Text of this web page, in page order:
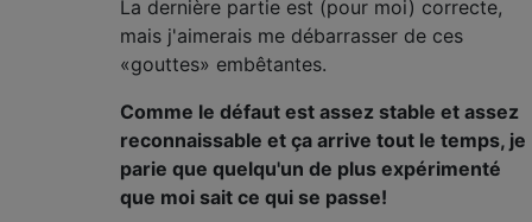
La dernière partie est (pour moi) correcte,
mais j'aimerais me débarrasser de ces
«gouttes» embêtantes.
Comme le défaut est assez stable et assez
reconnaissable et ça arrive tout le temps, je
parie que quelqu'un de plus expérimenté
que moi sait ce qui se passe!